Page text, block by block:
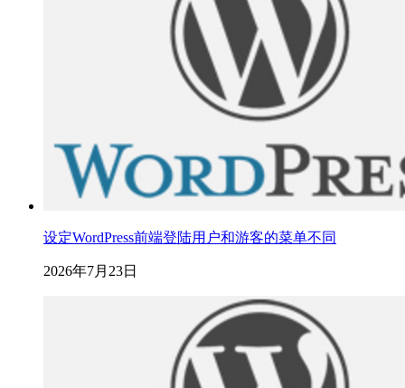
设定WordPress前端登陆用户和游客的菜单不同
2026年7月23日